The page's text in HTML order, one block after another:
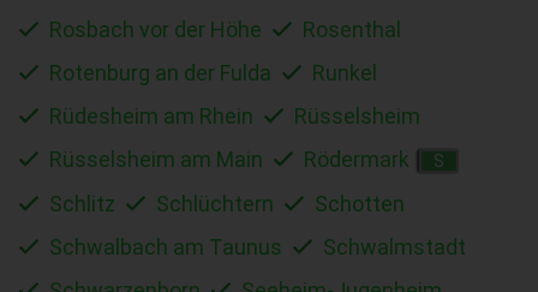
Rosbach vor der Höhe
Rosenthal
Rotenburg an der Fulda
Runkel
Rüdesheim am Rhein
Rüsselsheim
Rüsselsheim am Main
Rödermark S
Schlitz Schlüchtern
Schotten
Schwalbach am Taunus
Schwalmstadt